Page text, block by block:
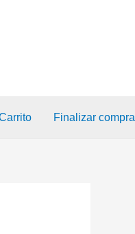
Finalizar compra